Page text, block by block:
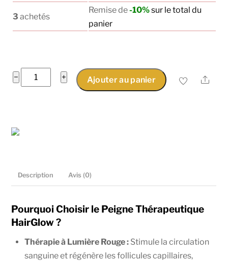
3 achetés
Remise de-10%sur le total du
panier
−
quantité
de
le
Cuir
+ Ajouter au panier
Description Avis (0)
Pourquoi Choisir le Peigne Thérapeutique
HairGlow ?
Thérapie à Lumière Rouge : Stimule la circulation
sanguine et régénère les follicules capillaires,